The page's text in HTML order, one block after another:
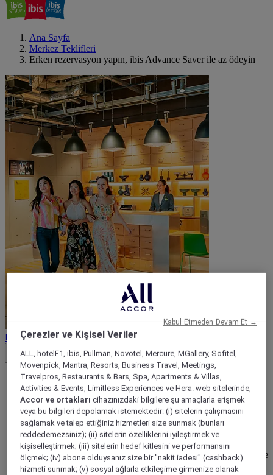
Ana Sayfa
Merkez Teklifleri
Erken rezervasyon yapın, ibis Advance Saver ile az ödeyin
Kampanya koşulları
Close button
Erken rezervasyon fiyatı (vergiler dahil), rezervasyon
sırasında gösterilen fiyattır ve bir oda için geçerlidir (izin
verilen kişi sayısına kadar).
Rezervasyon internet, çağrı merkezi veya otelle doğrudan
iletişim yoluyla yapılmalıdır.
Fiyat, müsaitlik durumuna bağlıdır ve misafirin seçtiği otelde
kalınacak tarihte teklife ayrılan oda sayısıyla sınırlıdır.
Rezervasyon sırasında tam ödeme yapılmalıdır. Ödemeler iade
edilmez, iptal durumunda dahi.
Çerezler ve Kişisel Veriler
ALL, hotelF1, ibis, Pullman, Novotel, Mercure, MGallery, Sofitel,
Movenpick, Mantra, Resorts, Business Travel, Meetings,
Travelpros, Restaurants & Bars, Spa, Apartments & Villas,
Activities & Events, Limitless Experiences ve Hera. web sitelerinde,
Accor ve ortakları cihazınızdaki bilgilere şu amaçlarla erişmek
veya bu bilgileri depolamak istemektedir: (i) sitelerin çalışmasını
sağlamak ve talep ettiğiniz hizmetleri size sunmak (bunları
reddedemezsiniz); (ii) sitelerin özelliklerini iyileştirmek ve
kişiselleştirmek; (iii) sitelerin hedef kitlesini ve performansını
ölçmek; (iv) abone olduysanız size bir "nakit iadesi" (cashback)
hizmeti sunmak; (v) sosyal ağlarla etkileşime girmenize olanak
Kabul Etmeden Devam Et →